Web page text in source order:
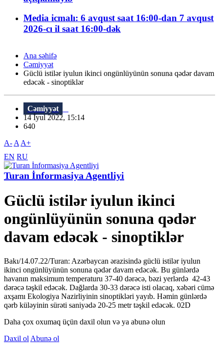
Media icmalı: 6 avqust saat 16:00-dan 7 avqust
2026-cı il saat 16:00-dək
Ana səhifə
Cəmiyyət
Güclü istilər iyulun ikinci ongünlüyünün sonuna qədər davam
edəcək - sinoptiklər
Cəmiyyət
14 İyul 2022, 15:14
640
A- A A+
EN RU
Turan İnformasiya Agentliyi
Güclü istilər iyulun ikinci
ongünlüyünün sonuna qədər
davam edəcək - sinoptiklər
Bakı/14.07.22/Turan: Azərbaycan ərazisində güclü istilər iyulun
ikinci ongünlüyünün sonuna qədər davam edəcək. Bu günlərdə
havanın maksimum temperaturu 37-40 dərəcə, bəzi yerlərdə 42-43
dərəcə təşkil edəcək. Dağlarda 30-33 dərəcə isti olacaq, xəbəri cümə
axşamı Ekologiya Nazirliyinin sinoptikləri yayıb. Həmin günlərdə
qərb küləyinin sürəti saniyədə 20-25 metr təşkil edəcək. 02D
Daha çox oxumaq üçün daxil olun və ya abunə olun
Daxil ol Abunə ol